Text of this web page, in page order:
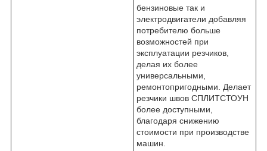
бензиновые так и
электродвигатели добавляя
потребителю больше
возможностей при
эксплуатации резчиков,
делая их более
универсальными,
ремонтопригодными. Делает
резчики швов СПЛИТСТОУН
более доступными,
благодаря снижению
стоимости при производстве
машин.